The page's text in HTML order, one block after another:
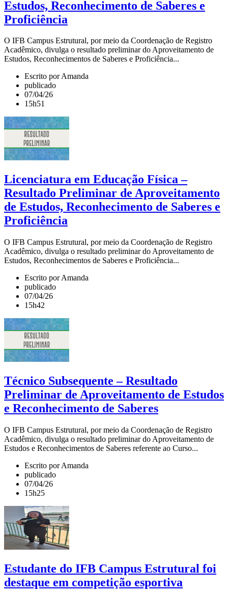
Estudos, Reconhecimento de Saberes e
Proficiência
O IFB Campus Estrutural, por meio da Coordenação de Registro
Acadêmico, divulga o resultado preliminar do Aproveitamento de
Estudos, Reconhecimentos de Saberes e Proficiência...
Escrito por Amanda
publicado
07/04/26
15h51
Licenciatura em Educação Física –
Resultado Preliminar de Aproveitamento
de Estudos, Reconhecimento de Saberes e
Proficiência
O IFB Campus Estrutural, por meio da Coordenação de Registro
Acadêmico, divulga o resultado preliminar do Aproveitamento de
Estudos, Reconhecimentos de Saberes e Proficiência...
Escrito por Amanda
publicado
07/04/26
15h42
Técnico Subsequente – Resultado
Preliminar de Aproveitamento de Estudos
e Reconhecimento de Saberes
O IFB Campus Estrutural, por meio da Coordenação de Registro
Acadêmico, divulga o resultado preliminar do Aproveitamento de
Estudos e Reconhecimentos de Saberes referente ao Curso...
Escrito por Amanda
publicado
07/04/26
15h25
Estudante do IFB Campus Estrutural foi
destaque em competição esportiva